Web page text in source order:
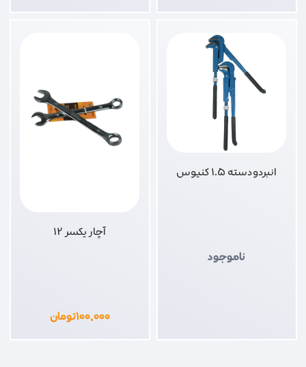
انبردودسته 1.5 کنیوس
ناموجود
آچار یکسر 12
۱۰۰,۰۰۰تومان